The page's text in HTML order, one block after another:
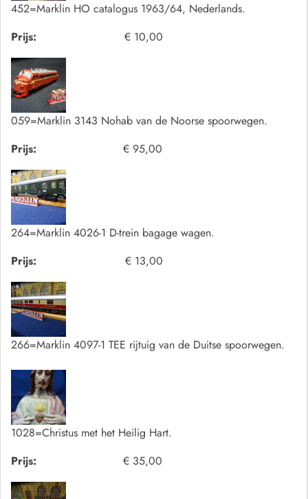
452=Marklin HO catalogus 1963/64, Nederlands.
Prijs:
€ 10,00
059=Marklin 3143 Nohab van de Noorse spoorwegen.
Prijs:
€ 95,00
264=Marklin 4026-1 D-trein bagage wagen.
Prijs:
€ 13,00
266=Marklin 4097-1 TEE rijtuig van de Duitse spoorwegen.
1028=Christus met het Heilig Hart.
Prijs:
€ 35,00